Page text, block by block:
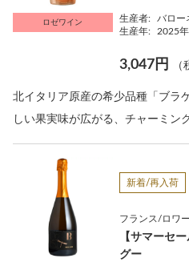
ロゼワイン 生産者:
バロー
生産年:
2025年
3,047円 （
北イタリア原産の希少品種「ブラ
しい果実味が広がる、チャーミン
新着/再入荷
フランス/ロワ
【サマーセ
グー